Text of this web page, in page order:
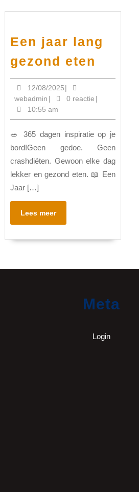
Een jaar lang
gezond eten
gezond
eten
12/08/202512/08/2025
|
webadmin webadmin
| 0 reactie |
10:55 am
🥗 365 dagen inspiratie op je
bord!Geen gedoe. Geen
crashdiëten. Gewoon elke dag
lekker en gezond eten. 📖 Een
Jaar […]
Lees meerLees
meer
Meta
Login